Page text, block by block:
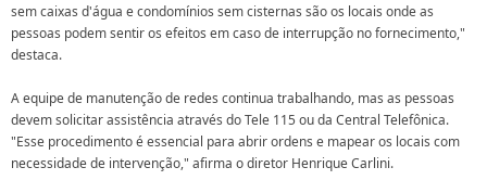
sem caixas d'água e condomínios sem cisternas são os locais onde as
pessoas podem sentir os efeitos em caso de interrupção no fornecimento,"
destaca.
A equipe de manutenção de redes continua trabalhando, mas as pessoas
devem solicitar assistência através do Tele 115 ou da Central Telefônica.
"Esse procedimento é essencial para abrir ordens e mapear os locais com
necessidade de intervenção," afirma o diretor Henrique Carlini.